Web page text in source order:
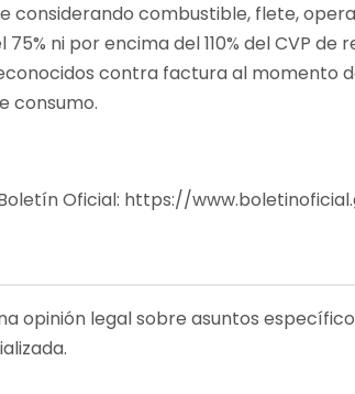
considerando combustible, flete,
ni por encima del 110% del CVP
contra factura al momento
consumo.
Oficial: https://
opinión legal sobre asuntos